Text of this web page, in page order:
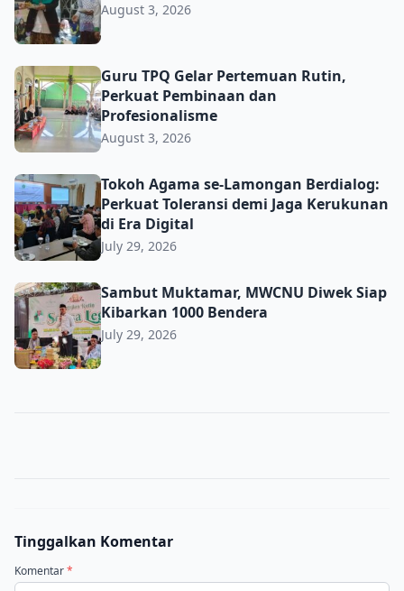
August 3, 2026
Guru TPQ Gelar Pertemuan Rutin, Perkuat Pembinaan
Guru TPQ Gelar Pertemuan Rutin,
Perkuat Pembinaan dan
Profesionalisme
August 3, 2026
Tokoh Agama se-Lamongan Berdialog: Perkuat
Tokoh Agama se-Lamongan Berdialog:
Perkuat Toleransi demi Jaga Kerukunan
di Era Digital
July 29, 2026
Sambut Muktamar, MWCNU Diwek Siap Kibarkan 1000
Sambut Muktamar, MWCNU Diwek Siap
Kibarkan 1000 Bendera
July 29, 2026
Tinggalkan Komentar
Komentar*